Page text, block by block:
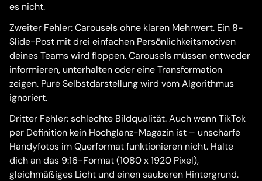
es nicht.
Zweiter Fehler: Carousels ohne klaren Mehrwert. Ein 8-
Slide-Post mit drei einfachen Persönlichkeitsmotiven
deines Teams wird floppen. Carousels müssen entweder
informieren, unterhalten oder eine Transformation
zeigen. Pure Selbstdarstellung wird vom Algorithmus
ignoriert.
Dritter Fehler: schlechte Bildqualität. Auch wenn TikTok
per Definition kein Hochglanz-Magazin ist – unscharfe
Handyfotos im Querformat funktionieren nicht. Halte
dich an das 9:16-Format (1080 x 1920 Pixel),
gleichmäßiges Licht und einen sauberen Hintergrund.